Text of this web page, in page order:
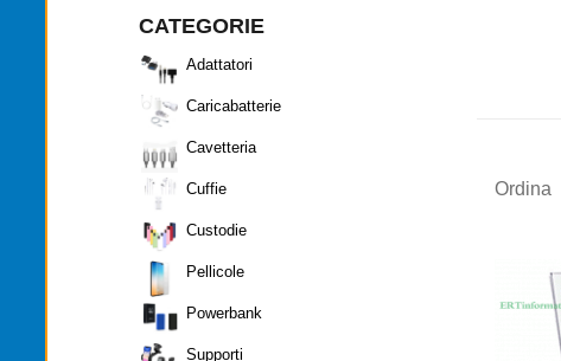
CATEGORIE
Adattatori
Caricabatterie
Cavetteria
Cuffie
Custodie
Pellicole
Powerbank
Supporti
Ordina